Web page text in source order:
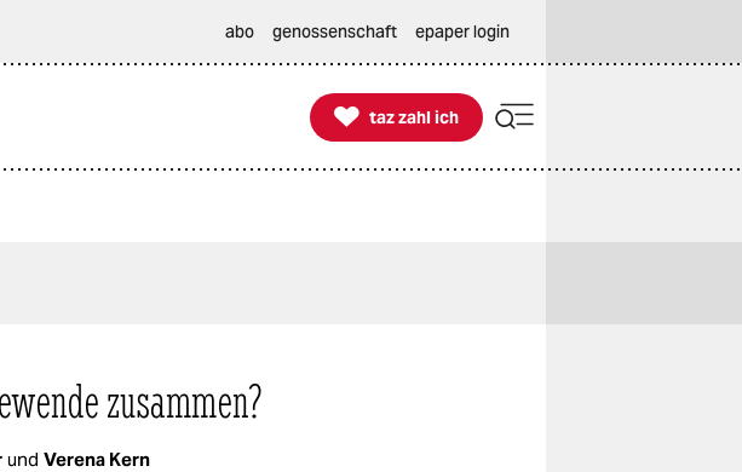
abo genossenschaft epaper login

taz zahl ich
taz zahl ich
zusammen?
und Verena Kern